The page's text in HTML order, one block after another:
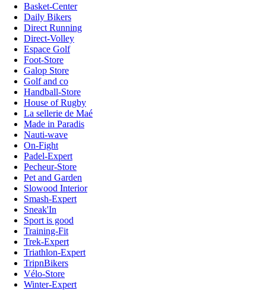
Basket-Center
Daily Bikers
Direct Running
Direct-Volley
Espace Golf
Foot-Store
Galop Store
Golf and co
Handball-Store
House of Rugby
La sellerie de Maé
Made in Paradis
Nauti-wave
On-Fight
Padel-Expert
Pecheur-Store
Pet and Garden
Slowood Interior
Smash-Expert
Sneak'In
Sport is good
Training-Fit
Trek-Expert
Triathlon-Expert
TripnBikers
Vélo-Store
Winter-Expert